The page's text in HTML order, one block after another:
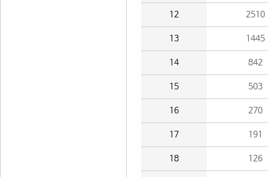
12 2510
13 1445
14 842
15 503
16 270
17 191
18 126